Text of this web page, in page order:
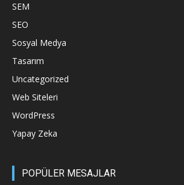
SEM
SEO
Sosyal Medya
Tasarım
Uncategorized
Web Siteleri
WordPress
Yapay Zeka
POPÜLER MESAJLAR